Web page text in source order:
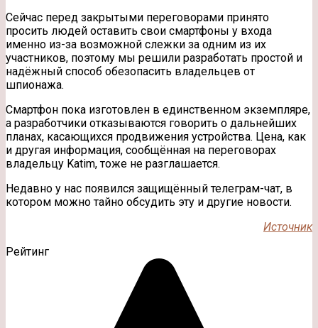
Сейчас перед закрытыми переговорами принято
просить людей оставить свои смартфоны у входа
именно из-за возможной слежки за одним из их
участников, поэтому мы решили разработать простой и
надёжный способ обезопасить владельцев от
шпионажа.
Смартфон пока изготовлен в единственном экземпляре,
а разработчики отказываются говорить о дальнейших
планах, касающихся продвижения устройства. Цена, как
и другая информация, сообщённая на переговорах
владельцу Katim, тоже не разглашается.
Недавно у нас появился защищённый телеграм-чат, в
котором можно тайно обсудить эту и другие новости.
Источник
Рейтинг